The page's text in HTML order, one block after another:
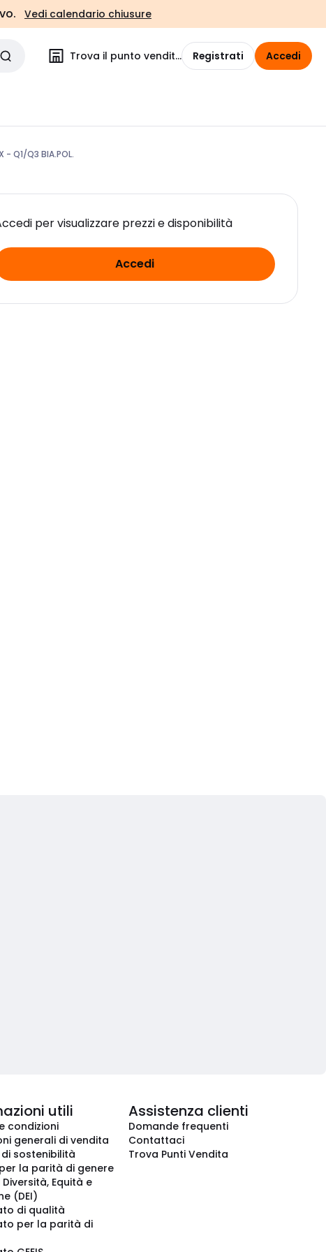
Vedi calendario chiusure
Trova il punto vendita Registrati Accedi
- Q1/Q3 BIA.POL.
per visualizzare prezzi e disponibilità
Accedi
utili
condizioni
generali di vendita
sostenibilità
la parità di genere
Diversità, Equità e
(DEI)
di qualità
per la parità di
Assistenza clienti
Domande frequenti
Contattaci
Trova Punti Vendita